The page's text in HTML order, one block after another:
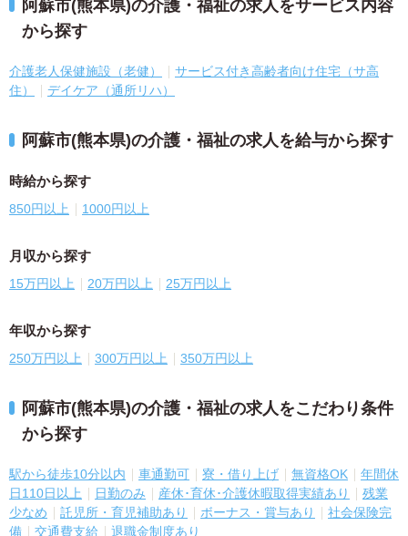
阿蘇市(熊本県)の介護・福祉の求人をサービス内容
から探す
介護老人保健施設（老健）
サービス付き高齢者向け住宅（サ高
住）
デイケア（通所リハ）
阿蘇市(熊本県)の介護・福祉の求人を給与から探す
時給から探す
850円以上 1000円以上
月収から探す
15万円以上 20万円以上 25万円以上
年収から探す
250万円以上 300万円以上 350万円以上
阿蘇市(熊本県)の介護・福祉の求人をこだわり条件
から探す
駅から徒歩10分以内 車通勤可 寮・借り上げ 無資格OK
年間休
日110日以上
日勤のみ 産休･育休･介護休暇取得実績あり
残業
少なめ
託児所・育児補助あり ボーナス・賞与あり
社会保険完
備
交通費支給 退職金制度あり